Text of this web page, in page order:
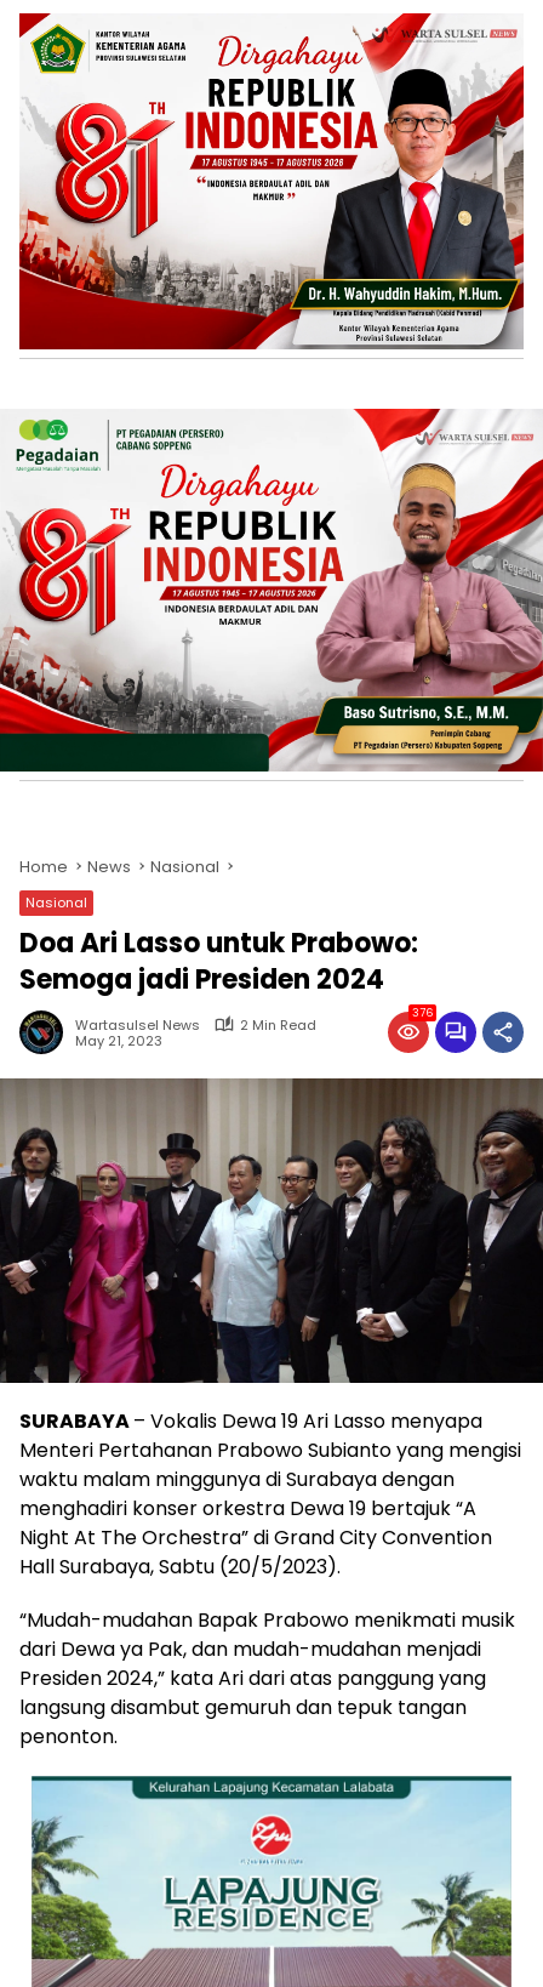
Home News Nasional
Nasional
Doa Ari Lasso untuk Prabowo:
Semoga jadi Presiden 2024
Wartasulsel News
2 Min Read
May 21, 2023
376
SURABAYA– Vokalis Dewa 19 Ari Lasso menyapa
Menteri Pertahanan Prabowo Subianto yang mengisi
waktu malam minggunya di Surabaya dengan
menghadiri konser orkestra Dewa 19 bertajuk “A
Night At The Orchestra” di Grand City Convention
Hall Surabaya, Sabtu (20/5/2023).
“Mudah-mudahan Bapak Prabowo menikmati musik
dari Dewa ya Pak, dan mudah-mudahan menjadi
Presiden 2024,” kata Ari dari atas panggung yang
langsung disambut gemuruh dan tepuk tangan
penonton.